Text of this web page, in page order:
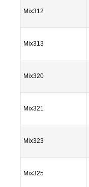
Mix312
Mix313
Mix320
Mix321
Mix323
Mix325